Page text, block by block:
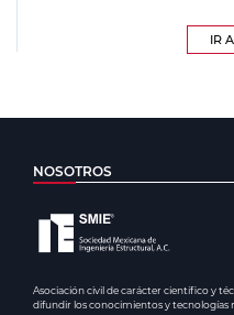
IR
NOSOTROS
Asociación civil de carácter científico y
difundir los conocimientos y tecnologías